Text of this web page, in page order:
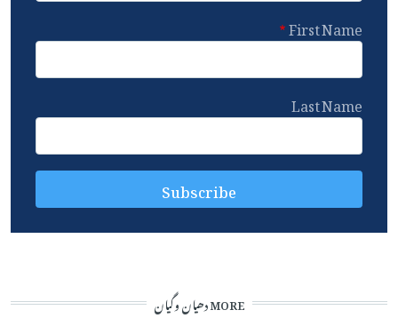
First Name
Last Name
MORE دھیان وگیان